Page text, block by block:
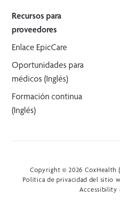
Recursos para
proveedores
Enlace EpicCare
Oportunidades para
médicos (Inglés)
Formación continua
(Inglés)
Copyright © 2026 CoxHealth
Política de privacidad del sitio
Accessibility